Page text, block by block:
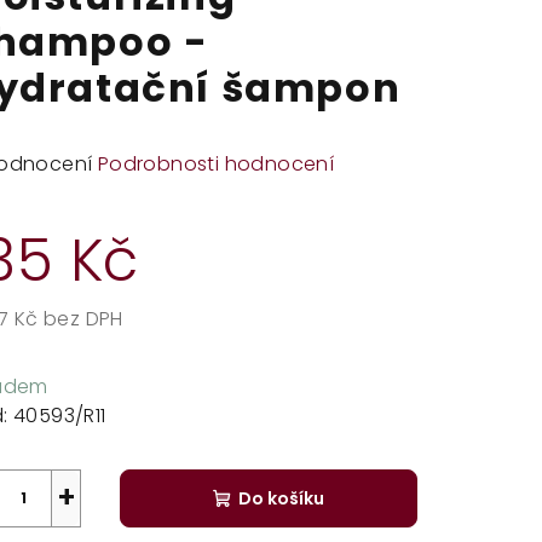
-
šampon
Podrobnosti hodnocení
Kč
Kč bez DPH
40593/R11
+ Do košíku